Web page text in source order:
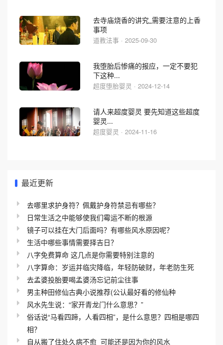
去寺庙烧香的讲究_需要注意的上香
事项
道教法事 · 2025-09-30
我堕胎后惨痛的报应，一定不要犯
下这种...
超度堕胎婴灵 · 2024-12-14
请人来超度婴灵 要先知道这些超度
婴灵...
超度婴灵 · 2024-11-16
最近更新
去哪里求护身符？佩戴护身符禁忌有哪些？
日常生活之中能够使我们霉运不断的根源
镜子可以挂在大门后面吗？有哪些风水原因呢？
生活中哪些事情需要择吉日？
八字免费算命 这几点是你需要特别注意的
八字算命：岁运并临灾降临，年轻防破财，年老防生死
去孟婆投胎要喝孟婆汤忘记前尘往事
男主种田修仙古典小说推荐(公认最好看的修仙种
风水先生说：“家开青龙门什么意思？”
俗话说“马看四蹄，人看四相”，是什么意思？四相是哪四
相？
自从搬了住处久病不愈_可能还是因为你的风水